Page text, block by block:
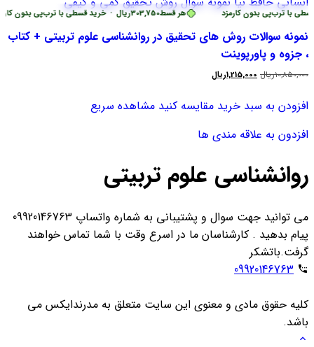
هر قسط303,750ریال • خرید قسطی با ترب‌پی بدون با ترب‌پی بدون کارمزد
نمونه سوالات روش های تحقیق در روانشناسی علوم تربیتی + کتاب
، جزوه و پاورپوینت
10,850,000ریال قیمت
بود.
1,215,000ریال
1,215,000ریال
است. افزودن به سبد خرید مقایسه کنید مشاهده سریع
افزدون به علاقه مندی ها
روانشناسی علوم تربیتی
می توانید جهت سوال و پشتیبانی به شماره واتساپ 09920146763
پیام بدهید . کارشناسان ما در اسرع وقت با شما تماس خواهند
گرفت.باتشکر
09920146763
کلیه حقوق مادی و معنوی این سایت متعلق به مدرندایکس می
باشد.